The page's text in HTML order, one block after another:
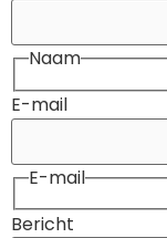
Naam
E-mail
E-mail
Bericht